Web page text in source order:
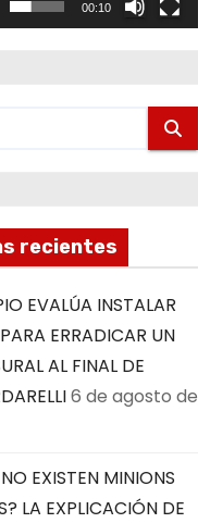
00:10
recientes
EVALÚA INSTALAR
ERRADICAR UN
AL FINAL DE
6 de agosto de
EXISTEN MINIONS
LA EXPLICACIÓN DE